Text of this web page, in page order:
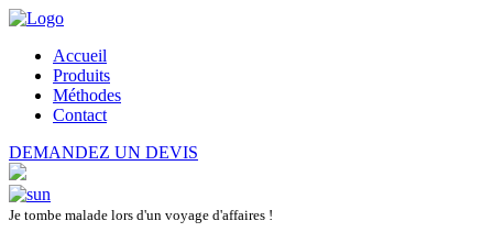
Accueil
Produits
Méthodes
Contact
DEMANDEZ UN DEVIS
Je tombe malade lors d'un voyage d'affaires !